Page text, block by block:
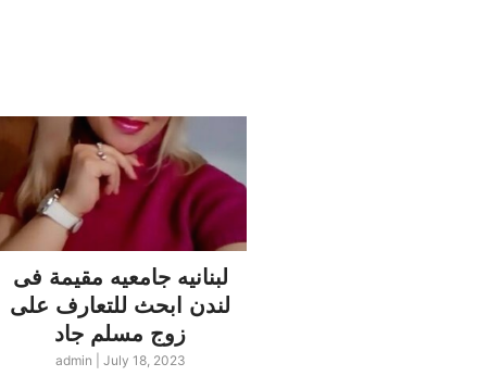
لبنانيه جامعيه مقيمة فى
لندن ابحث للتعارف على
زوج مسلم جاد
admin July 18, 2023